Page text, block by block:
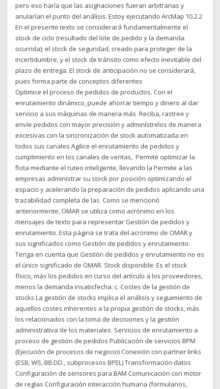
pero eso haría que las asignaciones fueran arbitrarias y
anularían el punto del análisis. Estoy ejecutando ArcMap 10.2.2
En el presente texto se considerará fundamentalmente el
stock de ciclo (resultado del lote de pedido y la demanda
ocurrida); el stock de seguridad, creado para proteger de la
incertidumbre, y el stock de tránsito como efecto inevitable del
plazo de entrega. El stock de anticipación no se considerará,
pues forma parte de conceptos diferentes
Optimice el proceso de pedidos de productos. Con el
enrutamiento dinámico, puede ahorrar tiempo y dinero al dar
servicio a sus máquinas de manera más Reciba, rastree y
envíe pedidos con mayor precisión y adminístrelos de manera
excesivas con la sincronización de stock automatizada en
todos sus canales Agilice el enrutamiento de pedidos y
cumplimiento en los canales de ventas, Permite optimizar la
flota mediante el ruteo inteligente, llevando la Permite a las
empresas administrar su stock por posición optimizando el
espacio y acelerando la preparación de pedidos aplicando una
trazabilidad completa de las Como se mencionó
anteriormente, OMAR se utiliza como acrónimo en los
mensajes de texto para representar Gestión de pedidos y
enrutamiento. Esta página se trata del acrónimo de OMAR y
sus significados como Gestión de pedidos y enrutamiento.
Tenga en cuenta que Gestión de pedidos y enrutamiento no es
el único significado de OMAR. Stock disponible: Es el stock
físico, más los pedidos en curso del artículo a los proveedores,
menos la demanda insatisfecha. c. Costes de la gestión de
stocks La gestión de stocks implica el análisis y seguimiento de
aquellos costes inherentes a la propia gestión de stocks, más
los relacionados con la toma de decisiones y la gestión
administrativa de los materiales. Servicios de enrutamiento a
proceso de gestión de pedidos Publicación de servicios BPM
(Ejecución de procesos de negocio) Conexión con partner links
(ESB, WS, BB.DD., subprocesos BPEL) Transformación datos
Configuración de sensores para BAM Comunicación con motor
de reglas Configuración interacción humana (formularios,